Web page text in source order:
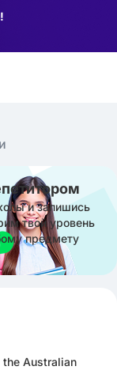
и запишись
твой уровень
предмету
Australian